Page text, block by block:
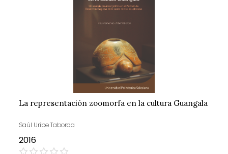
La representación zoomorfa en la cultura Guangala
Saúl Uribe Taborda
2016